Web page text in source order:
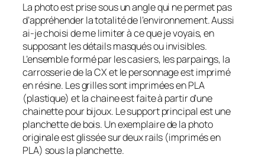
La photo est prise sous un angle qui ne permet pas
d’appréhender la totalité de l’environnement. Aussi
ai-je choisi de me limiter à ce que je voyais, en
supposant les détails masqués ou invisibles.
L’ensemble formé par les casiers, les parpaings, la
carrosserie de la CX et le personnage est imprimé
en résine. Les grilles sont imprimées en PLA
(plastique) et la chaine est faite à partir d’une
chainette pour bijoux. Le support principal est une
planchette de bois. Un exemplaire de la photo
originale est glissée sur deux rails (imprimés en
PLA) sous la planchette.